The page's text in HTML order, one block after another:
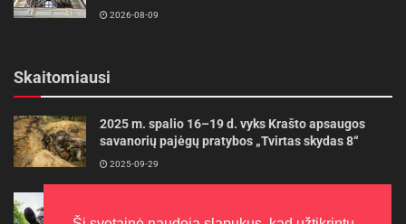
2026-08-09
Skaitomiausi
2025 m. spalio 16–19 d. vyks Krašto apsaugos
savanorių pajėgų pratybos „Tvirtas skydas 8“
2025-09-29
ilgiau